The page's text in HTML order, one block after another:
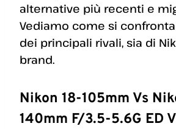
alternative più recenti e
Vediamo come si
dei principali rivali, sia di
brand.
Nikon 18-105mm Vs
140mm F/3.5-5.6G ED